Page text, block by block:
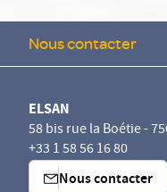
Nous contacter
ELSAN
58 bis rue la Boétie -
+33 1 58 56 16 80
Nous contacter